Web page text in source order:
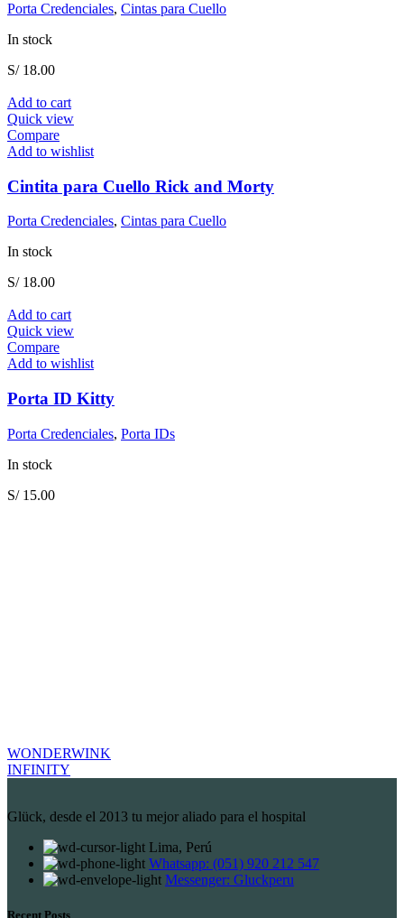
Porta Credenciales, Cintas para Cuello
In stock
S/18.00
Add to cart
Quick view
Compare
Add to wishlist
Cintita para Cuello Rick and Morty
Porta Credenciales, Cintas para Cuello
In stock
S/18.00
Add to cart
Quick view
Compare
Add to wishlist
Porta ID Kitty
Porta Credenciales, Porta IDs
In stock
S/15.00
WONDERWINK
INFINITY
Glück, desde el 2013 tu mejor aliado para el hospital
Lima, Perú
Whatsapp: (051) 920 212 547
Messenger: Gluckperu
Recent Posts